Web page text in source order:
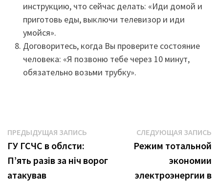
инструкцию, что сейчас делать: «Иди домой и
приготовь еды, выключи телевизор и иди
умойся».
Договоритесь, когда Вы проверите состояние
человека: «Я позвоню тебе через 10 минут,
обязательно возьми трубку».
Навигация
по
записям
ПРЕДЫДУЩАЯ ЗАПИСЬ
ГУ ГСЧС в облсти:
П’ять разів за ніч ворог
атакував
СЛЕДУЮЩАЯ ЗАПИСЬ
Режим тотальной
экономии
электроэнергии в